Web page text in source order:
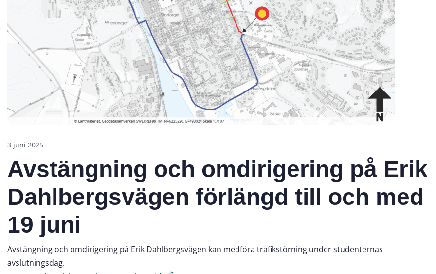
3 juni 2025
Avstängning och omdirigering på Erik
Dahlbergsvägen förlängd till och med
19 juni
Avstängning och omdirigering på Erik Dahlbergsvägen kan medföra trafikstörning under studenternas
avslutningsdag.